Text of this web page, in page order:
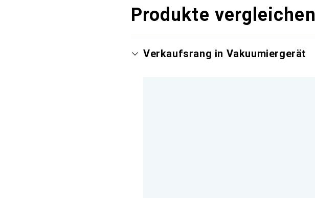
Produkte vergleichen
Verkaufsrang in Vakuumiergerät